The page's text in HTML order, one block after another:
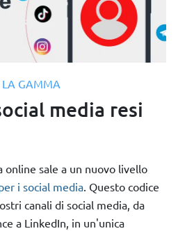
GAMMA
media resi
online sale a un nuovo livello
i social media. Questo codice
canali di social media, da
a LinkedIn, in un'unica